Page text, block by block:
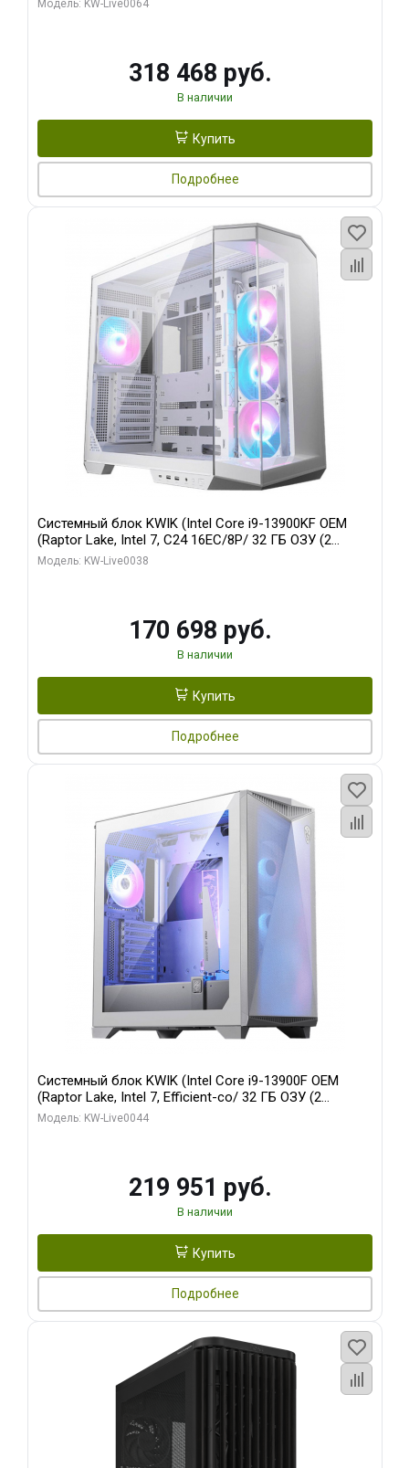
Модель: KW-Live0064
318 468 руб.
В наличии
Купить
Подробнее
Системный блок KWIK (Intel Core i9-13900KF OEM
(Raptor Lake, Intel 7, C24 16EC/8P/ 32 ГБ ОЗУ (2
модуля)/ Gigabyte RX9070XT GAMING OC 16GB GDDR6
Модель: KW-Live0038
170 698 руб.
В наличии
Купить
Подробнее
Системный блок KWIK (Intel Core i9-13900F OEM
(Raptor Lake, Intel 7, Efficient-co/ 32 ГБ ОЗУ (2
модуля)/ Gigabyte RTX5070Ti AERO OC 16GB GDDR7
Модель: KW-Live0044
219 951 руб.
В наличии
Купить
Подробнее